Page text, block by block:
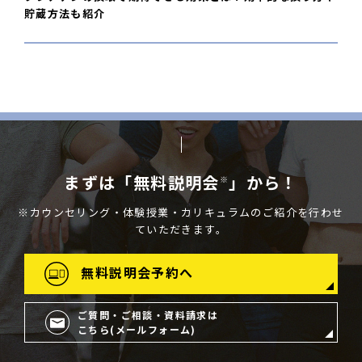
貯蔵方法も紹介
まずは「無料説明会 ※ 」から！
※カウンセリング・体験授業・カリキュラムのご紹介を行わせ
ていただきます。
無料説明会予約へ
ご質問・ご相談・資料請求は
こちら(メールフォーム)